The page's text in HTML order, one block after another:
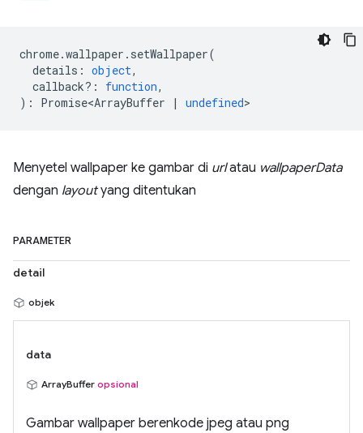
chrome.wallpaper . setWallpaper(
details : object,
callback? : function,
) : Promise<ArrayBuffer | undefined>
Menyetel wallpaper ke gambar di urlatau wallpaperData
dengan layoutyang ditentukan
PARAMETER
detail
objek
data
ArrayBuffer opsional
Gambar wallpaper berenkode jpeg atau png